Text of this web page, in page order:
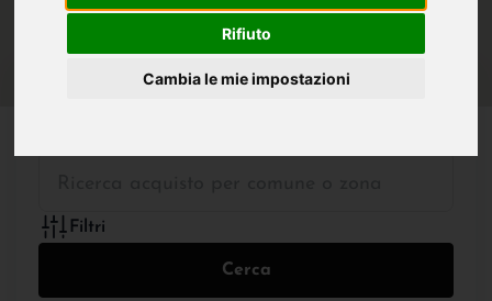
Rifiuto
Cambia le mie impostazioni
Filtri
Cerca